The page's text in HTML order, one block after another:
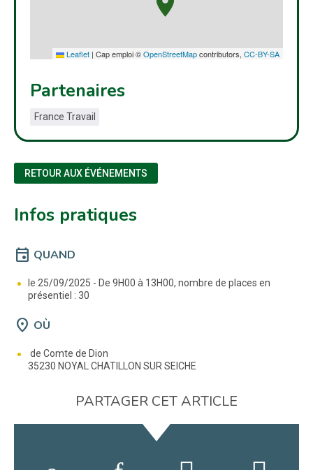
Leaflet | Cap emploi ©OpenStreetMapcontributors, CC-BY-SA
Partenaires
France Travail
RETOUR AUX ÉVÉNEMENTS
Infos pratiques
event QUAND
le 25/09/2025 - De 9H00 à 13H00, nombre de places en
présentiel : 30
location_on OÙ
de Comte de Dion
35230 NOYAL CHATILLON SUR SEICHE
PARTAGER CET ARTICLE